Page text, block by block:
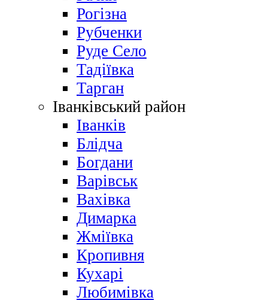
Рогізна
Рубченки
Руде Село
Тадіївка
Тарган
Іванківський район
Іванків
Блідча
Богдани
Варівськ
Вахівка
Димарка
Жміївка
Кропивня
Кухарі
Любимівка